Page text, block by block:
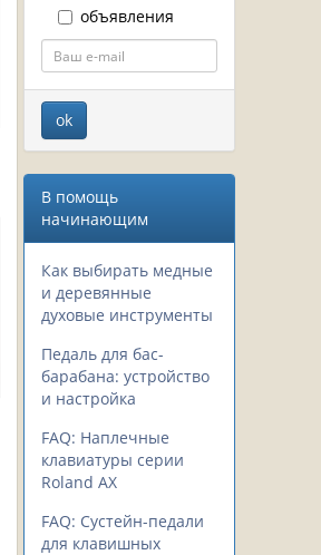
объявления
В помощь
начинающим
Как выбирать медные
и деревянные
духовые инструменты
Педаль для бас-
барабана: устройство
и настройка
FAQ: Наплечные
клавиатуры серии
Roland AX
FAQ: Сустейн-педали
для клавишных